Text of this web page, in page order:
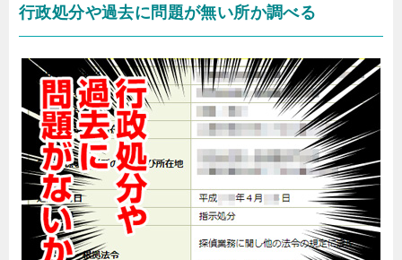
行政処分や過去に問題が無い所か調べる